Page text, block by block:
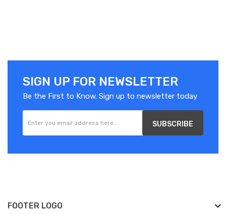
SIGN UP FOR NEWSLETTER
Be the First to Know. Sign up to newsletter today
SUBSCRIBE
FOOTER LOGO